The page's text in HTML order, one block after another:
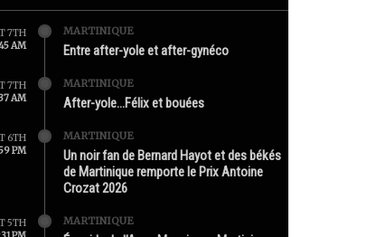
7TH
AM
MARTINIQUE
Entre after-yole et after-gynéco
7TH
AM
MARTINIQUE
After-yole…Félix et bouées
6TH
PM
MARTINIQUE
Un noir fan de Bernard Hayot et des békés
de Martinique remporte le Prix Antoine
Crozat 2026
5TH
MARTINIQUE